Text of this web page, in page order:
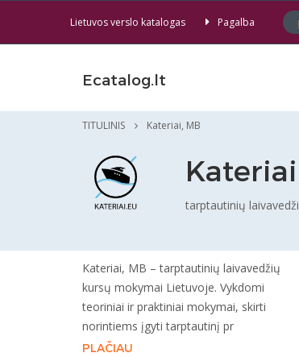
Lietuvos verslo katalogas Pagalba
Ecatalog.lt
TITULINIS Kateriai, MB
tarptautinių
Kateriai, MB – tarptautinių laivavedžių
kursų mokymai Lietuvoje. Vykdomi
teoriniai ir praktiniai mokymai, skirti
norintiems įgyti tarptautinį pr
PLAČIAU